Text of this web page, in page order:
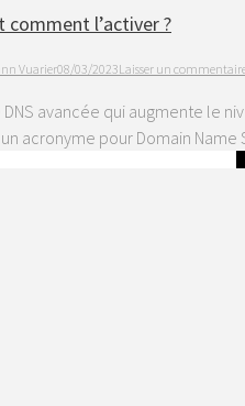
comment l’activer ?
Vuarier08/03/2023Laisser un
DNS avancée qui augmente le
un acronyme pour Domain